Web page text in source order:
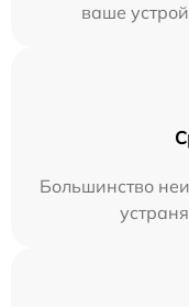
ваше
Большинство